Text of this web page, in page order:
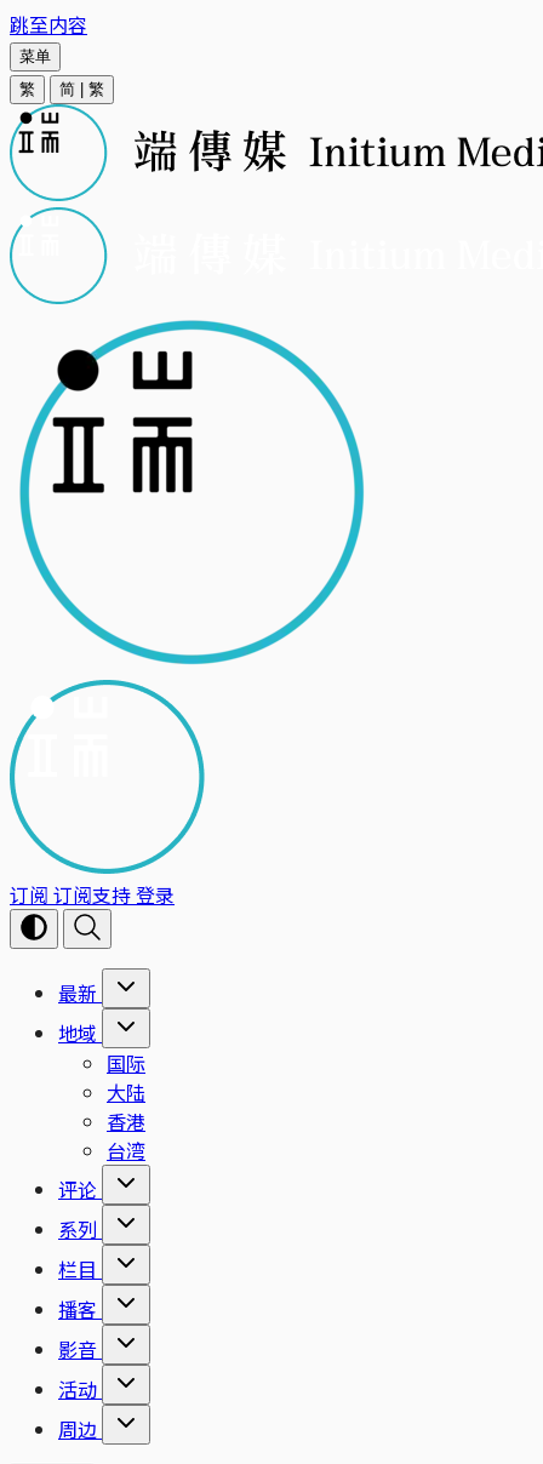
跳至内容
菜单
繁
简 繁
订阅 订阅支持登录
最新
地域
国际
大陆
香港
台湾
评论
系列
栏目
播客
影音
活动
周边